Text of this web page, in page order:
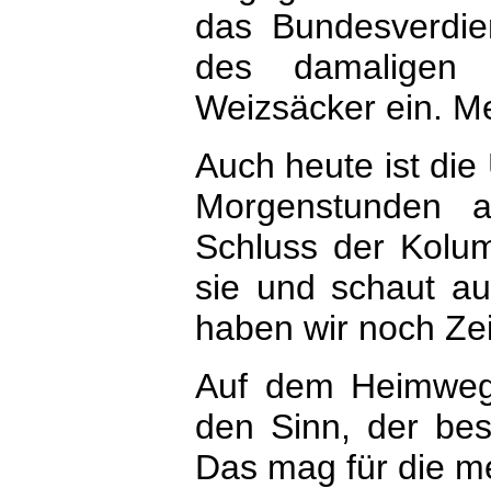
das
des damaligen
Weizsäcker ein.
Auch heute ist
Schluss der
sie und schaut
haben wir noch
Auf dem
den Sinn, der
Das mag für die